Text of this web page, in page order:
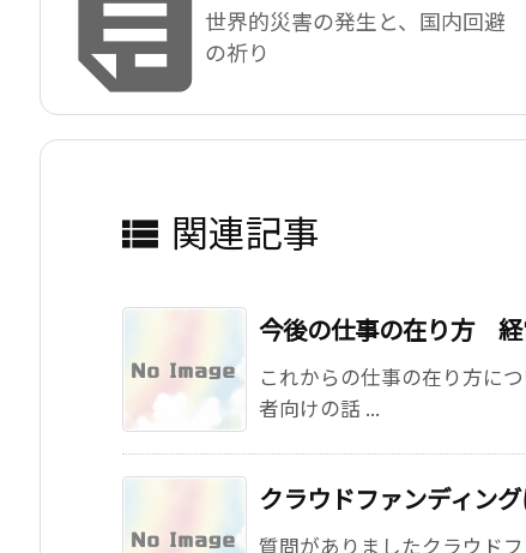
世界的災害の発生と、国内回避
の祈り
 関連記事
今後の仕事の在り方 経
これからの仕事の在り方に
者向けの話 ...
クラウドファンディン
質問がありましたクラウド